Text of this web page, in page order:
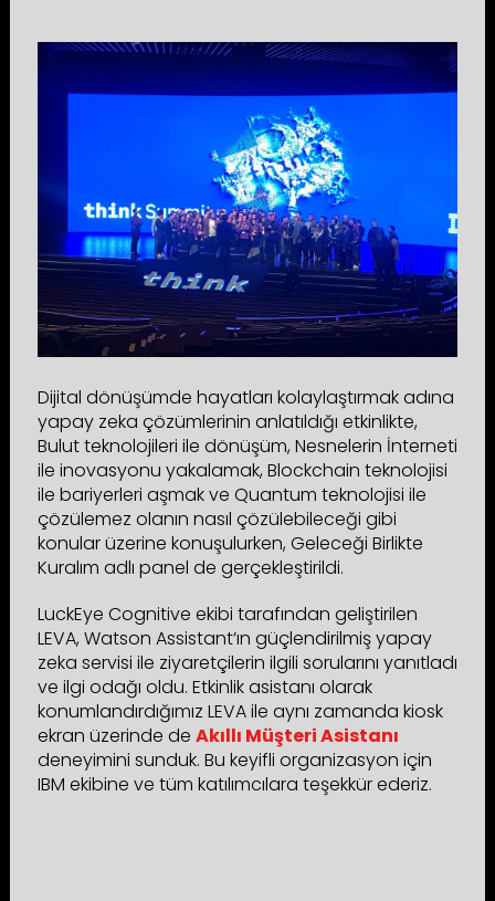
Dijital dönüşümde hayatları kolaylaştırmak adına
yapay zeka çözümlerinin anlatıldığı etkinlikte,
Bulut teknolojileri ile dönüşüm, Nesnelerin İnterneti
ile inovasyonu yakalamak, Blockchain teknolojisi
ile bariyerleri aşmak ve Quantum teknolojisi ile
çözülemez olanın nasıl çözülebileceği gibi
konular üzerine konuşulurken, Geleceği Birlikte
Kuralım adlı panel de gerçekleştirildi.
LuckEye Cognitive ekibi tarafından geliştirilen
LEVA, Watson Assistant’ın güçlendirilmiş yapay
zeka servisi ile ziyaretçilerin ilgili sorularını yanıtladı
ve ilgi odağı oldu. Etkinlik asistanı olarak
konumlandırdığımız LEVA ile aynı zamanda kiosk
ekran üzerinde de Akıllı Müşteri Asistanı
deneyimini sunduk. Bu keyifli organizasyon için
IBM ekibine ve tüm katılımcılara teşekkür ederiz.